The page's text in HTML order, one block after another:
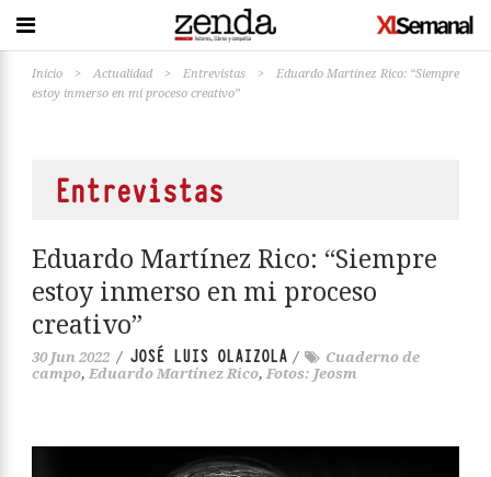
Inicio > Actualidad > Entrevistas >
Eduardo Martínez Rico: “Siempre
estoy inmerso en mi proceso creativo”
Entrevistas
Eduardo Martínez Rico: “Siempre
estoy inmerso en mi proceso
creativo”
30 Jun 2022 / JOSÉ LUIS OLAIZOLA /
Cuaderno de
campo, Eduardo Martínez Rico, Fotos: Jeosm